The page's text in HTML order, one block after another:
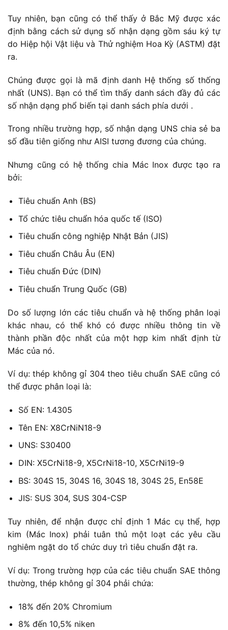
Tuy nhiên, bạn cũng có thể thấy ở Bắc Mỹ được xác
định bằng cách sử dụng số nhận dạng gồm sáu ký tự
do Hiệp hội Vật liệu và Thử nghiệm Hoa Kỳ (ASTM) đặt
ra.
Chúng được gọi là mã định danh Hệ thống số thống
nhất (UNS). Bạn có thể tìm thấy danh sách đầy đủ các
số nhận dạng phổ biến tại danh sách phía dưới .
Trong nhiều trường hợp, số nhận dạng UNS chia sẻ ba
số đầu tiên giống như AISI tương đương của chúng.
Nhưng cũng có hệ thống chia Mác Inox được tạo ra
bởi:
Tiêu chuẩn Anh (BS)
Tổ chức tiêu chuẩn hóa quốc tế (ISO)
Tiêu chuẩn công nghiệp Nhật Bản (JIS)
Tiêu chuẩn Châu Âu (EN)
Tiêu chuẩn Đức (DIN)
Tiêu chuẩn Trung Quốc (GB)
Do số lượng lớn các tiêu chuẩn và hệ thống phân loại
khác nhau, có thể khó có được nhiều thông tin về
thành phần độc nhất của một hợp kim nhất định từ
Mác của nó.
Ví dụ: thép không gỉ 304 theo tiêu chuẩn SAE cũng có
thể được phân loại là:
Số EN: 1.4305
Tên EN: X8CrNiN18-9
UNS: S30400
DIN: X5CrNi18-9, X5CrNi18-10, X5CrNi19-9
BS: 304S 15, 304S 16, 304S 18, 304S 25, En58E
JIS: SUS 304, SUS 304-CSP
Tuy nhiên, để nhận được chỉ định 1 Mác cụ thể, hợp
kim (Mác Inox) phải tuân thủ một loạt các yêu cầu
nghiêm ngặt do tổ chức duy trì tiêu chuẩn đặt ra.
Ví dụ: Trong trường hợp của các tiêu chuẩn SAE thông
thường, thép không gỉ 304 phải chứa:
18% đến 20% Chromium
8% đến 10,5% niken